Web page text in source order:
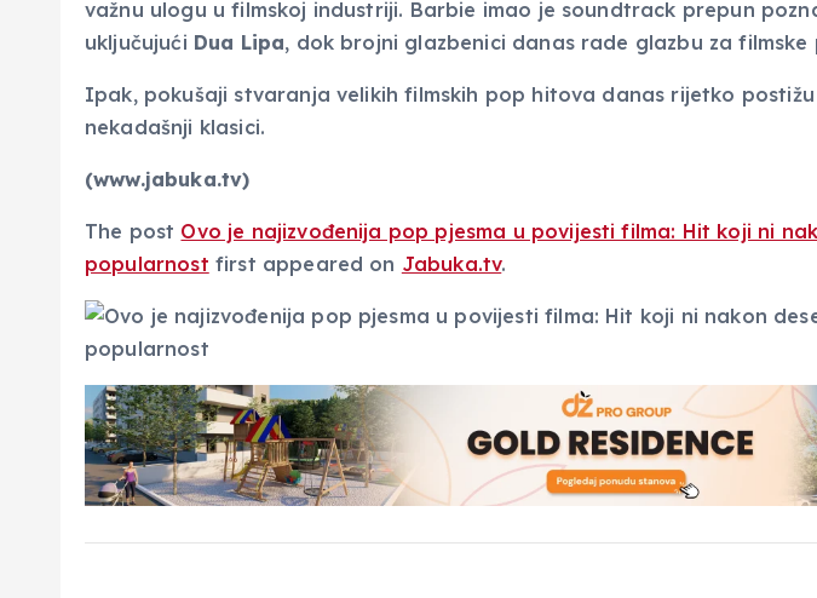
važnu ulogu u filmskoj industriji. Barbie imao je soundtrack prepun
uključujući Dua Lipa, dok brojni glazbenici danas rade glazbu za filmske
Ipak, pokušaji stvaranja velikih filmskih pop hitova danas rijetko postižu
nekadašnji klasici.
(www.jabuka.tv)
The post Ovo je najizvođenija pop pjesma u povijesti filma: Hit koji ni
popularnost first appeared on Jabuka.tv.